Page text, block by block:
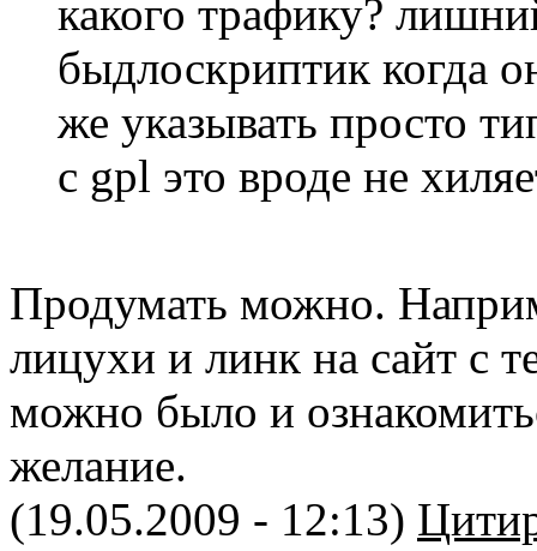
какого трафику?
быдлоскриптик когда
же указывать просто
с gpl это вроде не
Продумать можно.
лицухи и линк на сайт с
можно было и
желание.
(19.05.2009 - 12:13)